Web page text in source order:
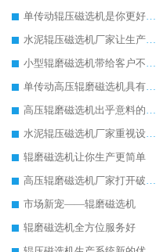
单传动辊压磁选机是你更好的选择
水泥辊压磁选机厂家让生产更方便
小型辊磨磁选机带给客户不一样的体验
单传动高压辊磨磁选机具有较高的稳定性
高压辊磨磁选机出乎意料的好用
水泥辊压磁选机厂家重视设备生产
辊磨磁选机让你生产更简单
高压辊磨磁选机厂家打开破碎市场新模式
市场新宠——辊磨磁选机
辊磨磁选机全方位服务好